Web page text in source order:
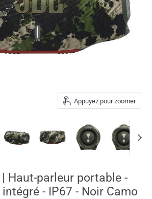
Appuyez pour zoomer
Haut-parleur portable -
- IP67 - Noir Camo